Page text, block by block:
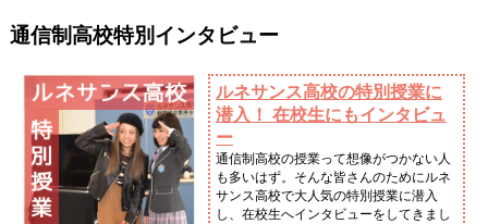
通信制高校特別インタビュー
ルネサンス高校の特別授業に
潜入！ 在校生にもインタビュ
ー
通信制高校の授業って想像がつかない人
も多いはず。そんな皆さんのためにルネ
サンス高校で大人気の特別授業に潜入
し、在校生へインタビューをしてきまし